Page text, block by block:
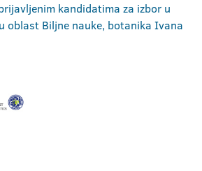
kandidatima za izbor u
oblast Biljne nauke, botanika Ivana